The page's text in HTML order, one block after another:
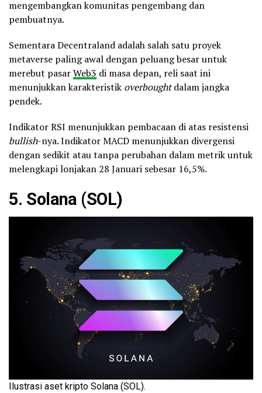
mengembangkan komunitas pengembang dan
pembuatnya.
Sementara Decentraland adalah salah satu proyek
metaverse paling awal dengan peluang besar untuk
merebut pasarWeb3 di masa depan, reli saat ini
menunjukkan karakteristik overboughtdalam jangka
pendek.
Indikator RSI menunjukkan pembacaan di atas resistensi
bullish-nya. Indikator MACD menunjukkan divergensi
dengan sedikit atau tanpa perubahan dalam metrik untuk
melengkapi lonjakan 28 Januari sebesar 16,5%.
5. Solana (SOL)
Ilustrasi aset kripto Solana (SOL).